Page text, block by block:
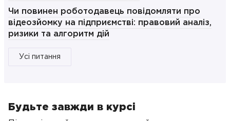
Чи повинен роботодавець повідомляти про
відеозйомку на підприємстві: правовий аналіз,
ризики та алгоритм дій
Усі питання
Будьте завжди в курсі